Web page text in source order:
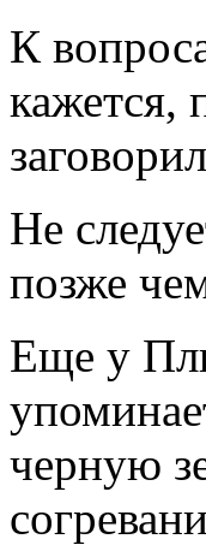
К
кажется,
Не
позже
Еще у
черную